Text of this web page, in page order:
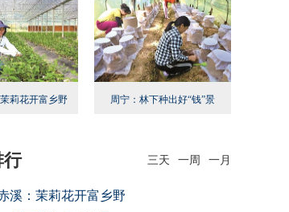
莉花开富乡野 周宁：林下种出好“钱”景
三天 一周 一月
行
溪：茉莉花开富乡野